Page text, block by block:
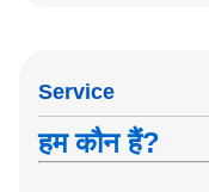
Service
हम कौन हैं?